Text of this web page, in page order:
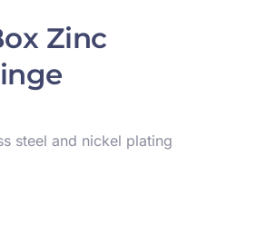
Zinc
steel and nickel plating